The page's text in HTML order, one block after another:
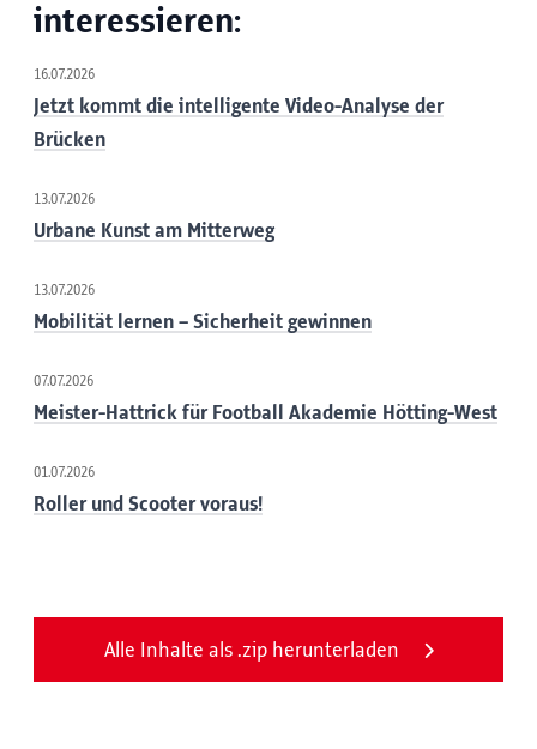
interessieren:
16.07.2026
Jetzt kommt die intelligente Video-Analyse der
Brücken
13.07.2026
Urbane Kunst am Mitterweg
13.07.2026
Mobilität lernen – Sicherheit gewinnen
07.07.2026
Meister-Hattrick für Football Akademie Hötting-West
01.07.2026
Roller und Scooter voraus!
Alle Inhalte als .zip herunterladen